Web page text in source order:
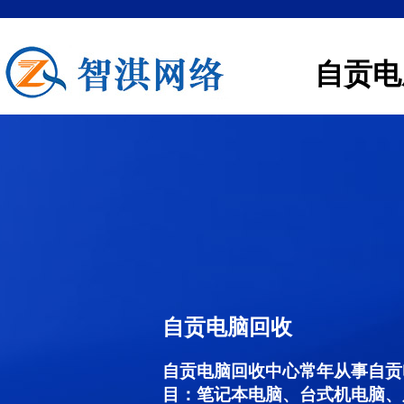
自贡
自贡电脑回收
自贡电脑回收中心常年从事自
目：笔记本电脑、台式机电脑